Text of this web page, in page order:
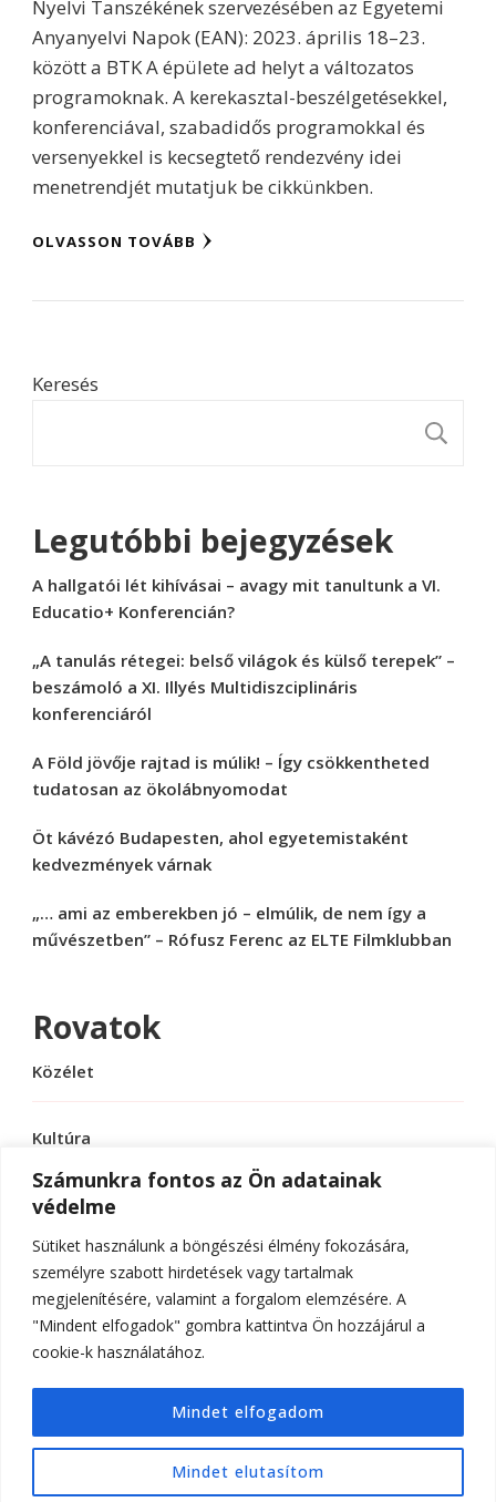
Számunkra fontos az Ön adatainak
védelme
Sütiket használunk a böngészési élmény fokozására,
személyre szabott hirdetések vagy tartalmak
megjelenítésére, valamint a forgalom elemzésére. A
"Mindent elfogadok" gombra kattintva Ön hozzájárul a
cookie-k használatához.
Mindet elutasítom
Mindet elfogadom
Nyelvi Tanszékének szervezésében az Egyetemi
Anyanyelvi Napok (EAN): 2023. április 18–23.
között a BTK A épülete ad helyt a változatos
programoknak. A kerekasztal-beszélgetésekkel,
konferenciával, szabadidős programokkal és
versenyekkel is kecsegtető rendezvény idei
menetrendjét mutatjuk be cikkünkben.
OLVASSON TOVÁBB
Keresés
Legutóbbi bejegyzések
A hallgatói lét kihívásai – avagy mit tanultunk a VI.
Educatio+ Konferencián?
„A tanulás rétegei: belső világok és külső terepek” –
beszámoló a XI. Illyés Multidiszciplináris
konferenciáról
A Föld jövője rajtad is múlik! – Így csökkentheted
tudatosan az ökolábnyomodat
Öt kávézó Budapesten, ahol egyetemistaként
kedvezmények várnak
„… ami az emberekben jó – elmúlik, de nem így a
művészetben” – Rófusz Ferenc az ELTE Filmklubban
Rovatok
Közélet
Kultúra
Sport
Tudomány
© Szerzői jog 2026ELTE Online
fenntartva.Hello Fashion | FejlesztetteBlossom
Themes.Készítette: WordPress